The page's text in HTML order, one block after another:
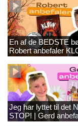
En af de BEDSTE
Robert anbefaler
Jeg har lyttet til det
STOP! | Gerd